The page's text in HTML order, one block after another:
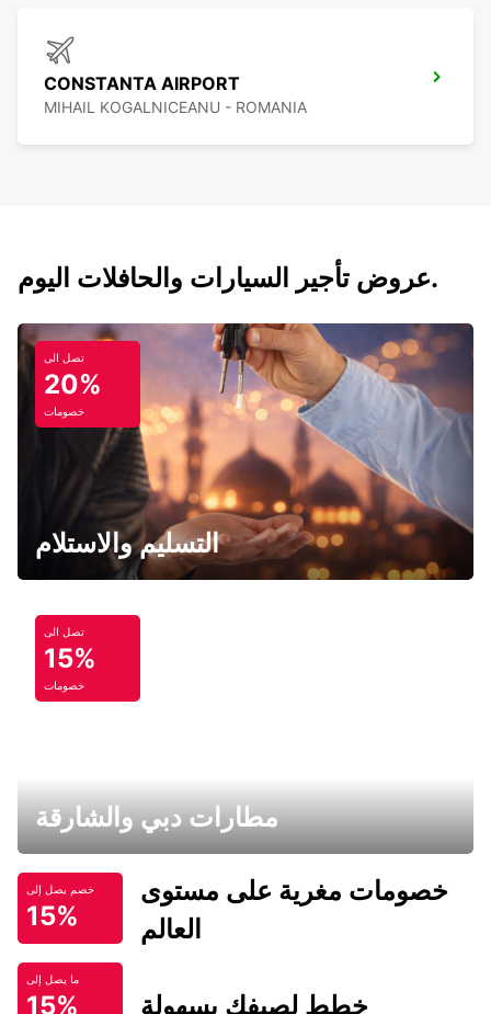
CONSTANTA AIRPORT
MIHAIL KOGALNICEANU - ROMANIA
عروض تأجير السيارات والحافلات اليوم.
تصل الى
20%
خصومات
التسليم والاستلام
تصل الى
15%
خصومات
مطارات دبي والشارقة
خصم يصل إلى
15%
خصومات مغرية على مستوى
العالم
ما يصل إلى
15% خطط لصيفك بسهولة